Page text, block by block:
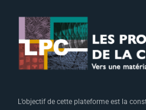
L’objectif de cette plateforme est la